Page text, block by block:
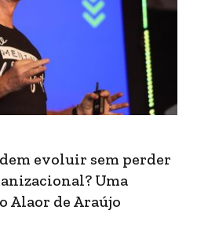
evoluir sem perder
Uma
Alaor de Araújo